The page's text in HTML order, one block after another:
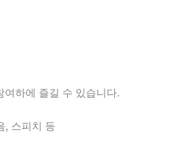
하에 즐길 수 있습니다.
, 스피치 등